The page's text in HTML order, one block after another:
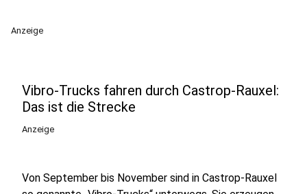
Anzeige
Vibro-Trucks fahren durch Castrop-Rauxel:
Das ist die Strecke
Anzeige
Von September bis November sind in Castrop-Rauxel